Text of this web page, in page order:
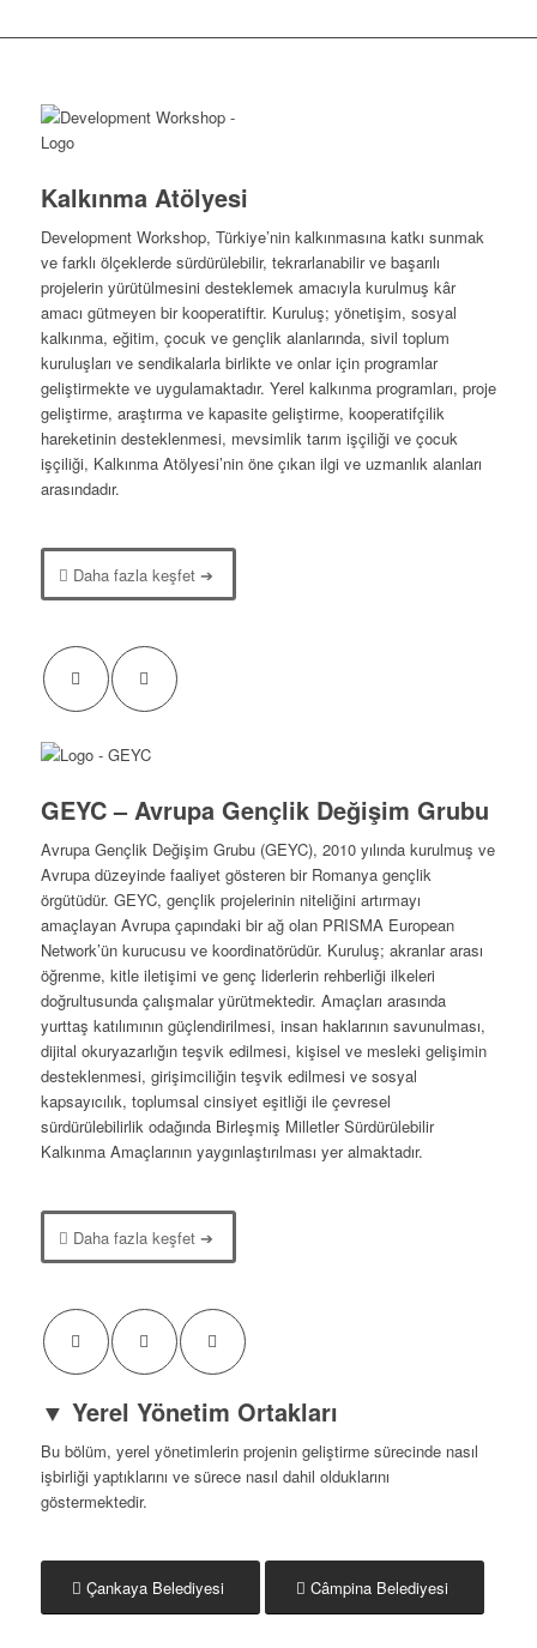
Kalkınma Atölyesi
Development Workshop, Türkiye’nin kalkınmasına katkı sunmak
ve farklı ölçeklerde sürdürülebilir, tekrarlanabilir ve başarılı
projelerin yürütülmesini desteklemek amacıyla kurulmuş kâr
amacı gütmeyen bir kooperatiftir. Kuruluş; yönetişim, sosyal
kalkınma, eğitim, çocuk ve gençlik alanlarında, sivil toplum
kuruluşları ve sendikalarla birlikte ve onlar için programlar
geliştirmekte ve uygulamaktadır. Yerel kalkınma programları, proje
geliştirme, araştırma ve kapasite geliştirme, kooperatifçilik
hareketinin desteklenmesi, mevsimlik tarım işçiliği ve çocuk
işçiliği, Kalkınma Atölyesi’nin öne çıkan ilgi ve uzmanlık alanları
arasındadır.
Daha fazla keşfet ➔
GEYC – Avrupa Gençlik Değişim Grubu
Avrupa Gençlik Değişim Grubu (GEYC), 2010 yılında kurulmuş ve
Avrupa düzeyinde faaliyet gösteren bir Romanya gençlik
örgütüdür. GEYC, gençlik projelerinin niteliğini artırmayı
amaçlayan Avrupa çapındaki bir ağ olan PRISMA European
Network’ün kurucusu ve koordinatörüdür. Kuruluş; akranlar arası
öğrenme, kitle iletişimi ve genç liderlerin rehberliği ilkeleri
doğrultusunda çalışmalar yürütmektedir. Amaçları arasında
yurttaş katılımının güçlendirilmesi, insan haklarının savunulması,
dijital okuryazarlığın teşvik edilmesi, kişisel ve mesleki gelişimin
desteklenmesi, girişimciliğin teşvik edilmesi ve sosyal
kapsayıcılık, toplumsal cinsiyet eşitliği ile çevresel
sürdürülebilirlik odağında Birleşmiş Milletler Sürdürülebilir
Kalkınma Amaçlarının yaygınlaştırılması yer almaktadır.
Daha fazla keşfet ➔
▼ Yerel Yönetim Ortakları
Bu bölüm, yerel yönetimlerin projenin geliştirme sürecinde nasıl
işbirliği yaptıklarını ve sürece nasıl dahil olduklarını
göstermektedir.
Çankaya Belediyesi Câmpina Belediyesi